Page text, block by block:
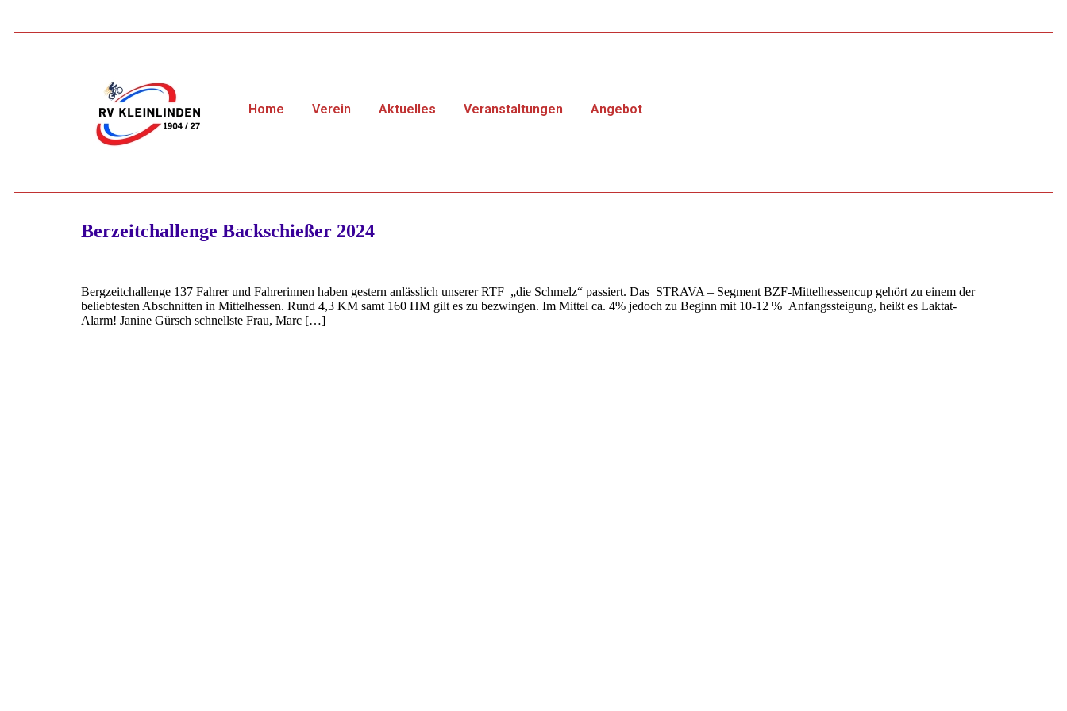
Home Verein Aktuelles Veranstaltungen Angebot
Berzeitchallenge Backschießer 2024
Bergzeitchallenge 137 Fahrer und Fahrerinnen haben gestern anlässlich unserer RTF „die Schmelz“ passiert. Das STRAVA – Segment BZF-Mittelhessencup gehört zu einem der
beliebtesten Abschnitten in Mittelhessen. Rund 4,3 KM samt 160 HM gilt es zu bezwingen. Im Mittel ca. 4% jedoch zu Beginn mit 10-12 % Anfangssteigung, heißt es Laktat-
Alarm! Janine Gürsch schnellste Frau, Marc […]